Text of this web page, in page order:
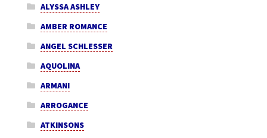
ALYSSA ASHLEY
AMBER ROMANCE
ANGEL SCHLESSER
AQUOLINA
ARMANI
ARROGANCE
ATKINSONS